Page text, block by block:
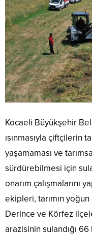
Kocaeli Büyükşehir
ısınmasıyla çiftçilerin
yaşamaması ve
sürdürebilmesi için
onarım çalışmalarını
ekipleri, tarımın yoğun
Derince ve Körfez
arazisinin sulandığı